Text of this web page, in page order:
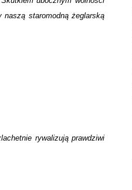
staromodną żeglarską
rywalizują prawdziwi